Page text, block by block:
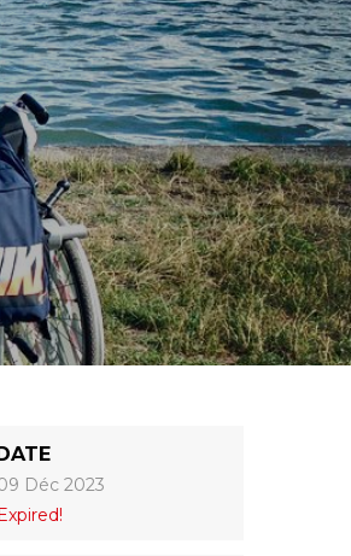
Déc 2023